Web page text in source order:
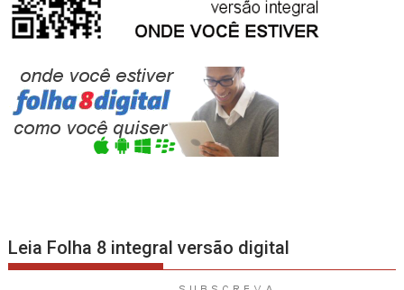
Leia Folha 8 integral versão digital